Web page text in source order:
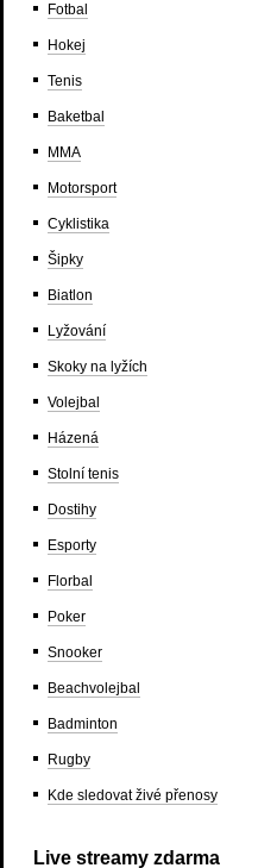
Fotbal
Hokej
Tenis
Baketbal
MMA
Motorsport
Cyklistika
Šipky
Biatlon
Lyžování
Skoky na lyžích
Volejbal
Házená
Stolní tenis
Dostihy
Esporty
Florbal
Poker
Snooker
Beachvolejbal
Badminton
Rugby
Kde sledovat živé přenosy
Live streamy zdarma